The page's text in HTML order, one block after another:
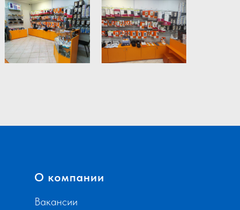
О компании
Вакансии